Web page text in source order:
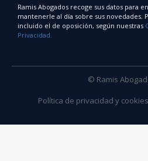
Ramis Abogados recoge sus datos para
mantenerle al día sobre sus novedades.
incluido el de oposición, según nuestras
Privacidad.
© Ramis
Política de privacidad y cookies